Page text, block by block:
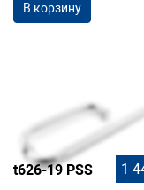
В корзину
t626-19 PSS 1